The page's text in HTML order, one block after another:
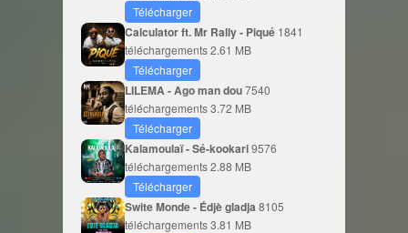
Télécharger
Calculator ft. Mr Rally - Piqué 1841
téléchargements2.61 MB
Télécharger
LILEMA - Ago man dou7540
téléchargements3.72 MB
Télécharger
Kalamoulaï - Sé-kookari9576
téléchargements2.88 MB
Télécharger
Swite Monde - Édjè gladja 8105
téléchargements3.81 MB